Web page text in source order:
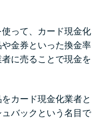
って、カード現金化
金券といった換金率
に売ることで現金を
カード現金化業者と
バックという名目で